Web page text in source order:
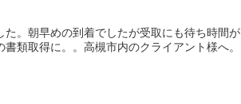
。朝早めの到着でしたが受取にも待ち時間が
類取得に。。高槻市内のクライアント様へ。